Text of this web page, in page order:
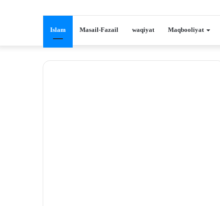
Islam Masail-Fazail waqiyat Maqbooliyat